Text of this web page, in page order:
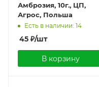
Амброзия, 10г., ЦП,
Агрос, Польша
Есть в наличии: 14
45 ₽/шт
В корзину